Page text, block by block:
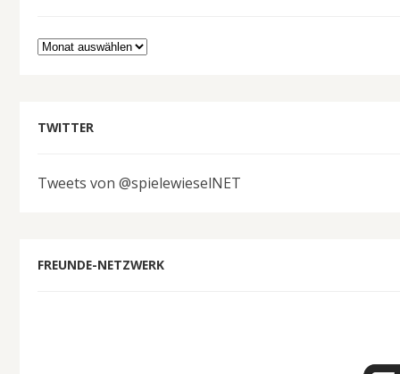
Archiv
TWITTER
Tweets von @spielewieselNET
FREUNDE-NETZWERK